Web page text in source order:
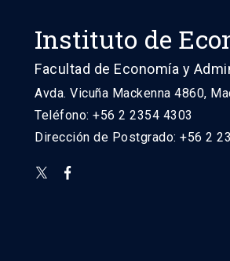
Instituto de
Facultad de Economía y
Avda. Vicuña Mackenna 4860,
Teléfono: +56 2 2354 4303
Dirección de Postgrado: +56 2